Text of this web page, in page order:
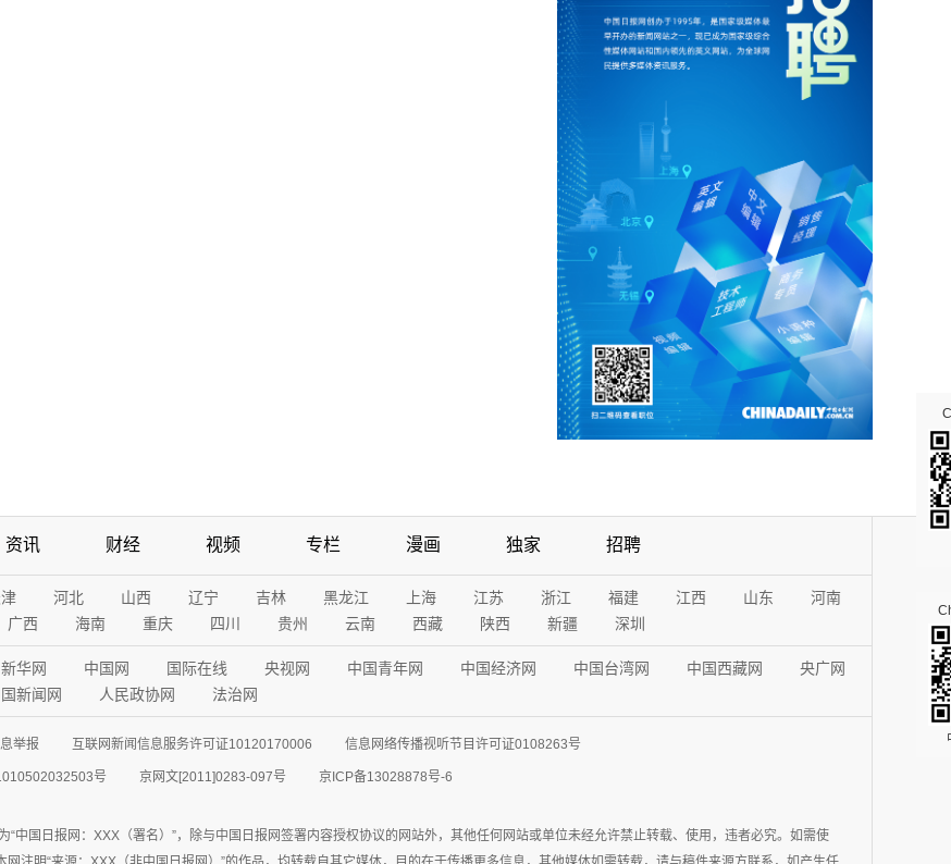
资讯 财经 视频 专栏 漫画 独家 招聘
河北 山西 辽宁 吉林 黑龙江 上海 江苏 浙江 福建 江西 山东
河南
广西 海南 重庆 四川 贵州 云南 西藏 陕西 新疆 深圳
新华网 中国网 国际在线 央视网 中国青年网 中国经济网 中国台湾网 中国西藏网
央广网
新闻网 人民政协网 法治网
举报 互联网新闻信息服务许可证10120170006 信息网络传播视听节目许可证0108263号
号 京网文[2011]0283-097号 京ICP备13028878号-6
“中国日报网：XXX（署名）”，除与中国日报网签署内容授权协议的网站外，其他任何网站或单位未经允许禁止转载、使用，违者必究。如需使